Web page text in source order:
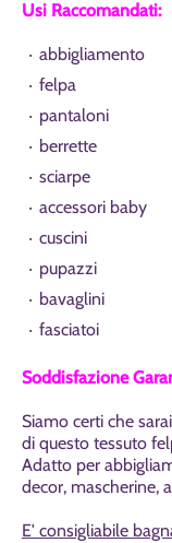
Usi Raccomandati:
abbigliamento
felpa
pantaloni
berrette
sciarpe
accessori baby
cuscini
pupazzi
bavaglini
fasciatoi
Soddisfazione
Siamo certi che
di questo tessuto
Adatto per
decor, mascherine,
E' consigliabile